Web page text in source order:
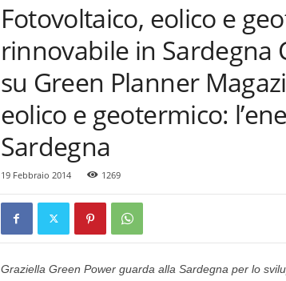
Fotovoltaico, eolico e
rinnovabile in Sardegna
su Green Planner
eolico e geotermico:
Sardegna
19 Febbraio 2014 1269
Graziella Green Power guarda alla Sardegna per lo